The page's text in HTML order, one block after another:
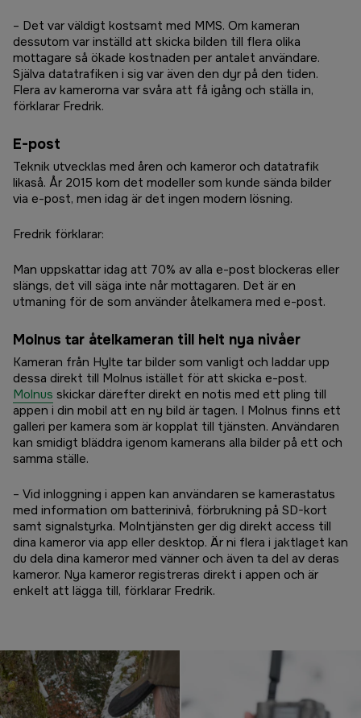
– Det var väldigt kostsamt med MMS. Om kameran
dessutom var inställd att skicka bilden till flera olika
mottagare så ökade kostnaden per antalet användare.
Själva datatrafiken i sig var även den dyr på den tiden.
Flera av kamerorna var svåra att få igång och ställa in,
förklarar Fredrik.
E-post
Teknik utvecklas med åren och kameror och datatrafik
likaså. År 2015 kom det modeller som kunde sända bilder
via e-post, men idag är det ingen modern lösning.
Fredrik förklarar:
Man uppskattar idag att 70% av alla e-post blockeras eller
slängs, det vill säga inte når mottagaren. Det är en
utmaning för de som använder åtelkamera med e-post.
Molnus tar åtelkameran till helt nya nivåer
Kameran från Hylte tar bilder som vanligt och laddar upp
dessa direkt till Molnus istället för att skicka e-post.
Molnus skickar därefter direkt en notis med ett pling till
appen i din mobil att en ny bild är tagen. I Molnus finns ett
galleri per kamera som är kopplat till tjänsten. Användaren
kan smidigt bläddra igenom kamerans alla bilder på ett och
samma ställe.
– Vid inloggning i appen kan användaren se kamerastatus
med information om batterinivå, förbrukning på SD-kort
samt signalstyrka. Molntjänsten ger dig direkt access till
dina kameror via app eller desktop. Är ni flera i jaktlaget kan
du dela dina kameror med vänner och även ta del av deras
kameror. Nya kameror registreras direkt i appen och är
enkelt att lägga till, förklarar Fredrik.